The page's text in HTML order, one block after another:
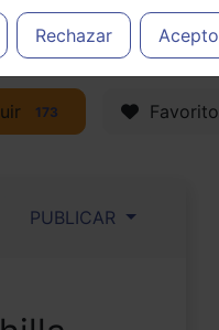
Rechazar Acepto
173 Favorito
PUBLICAR